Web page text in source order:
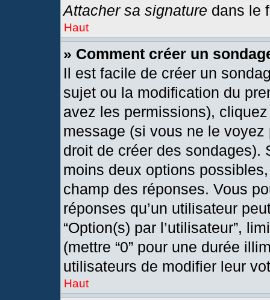
Attacher sa signature dans le
Haut
» Comment créer un
Il est facile de créer un
sujet ou la modification du
avez les permissions),
message (si vous ne le
droit de créer des sondages).
moins deux options
champ des réponses. Vous
réponses qu’un utilisateur
“Option(s) par l’utilisateur”,
(mettre “0” pour une durée
utilisateurs de modifier leur
Haut